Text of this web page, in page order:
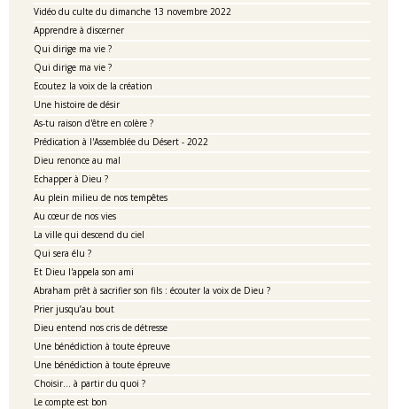
Vidéo du culte du dimanche 13 novembre 2022
Apprendre à discerner
Qui dirige ma vie ?
Qui dirige ma vie ?
Ecoutez la voix de la création
Une histoire de désir
As-tu raison d'être en colère ?
Prédication à l'Assemblée du Désert - 2022
Dieu renonce au mal
Echapper à Dieu ?
Au plein milieu de nos tempêtes
Au cœur de nos vies
La ville qui descend du ciel
Qui sera élu ?
Et Dieu l'appela son ami
Abraham prêt à sacrifier son fils : écouter la voix de Dieu ?
Prier jusqu’au bout
Dieu entend nos cris de détresse
Une bénédiction à toute épreuve
Une bénédiction à toute épreuve
Choisir... à partir du quoi ?
Le compte est bon